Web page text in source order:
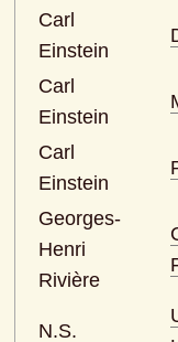
Carl
Einstein
Carl
Einstein
Carl
Einstein
Georges-
Henri
Rivière
N.S.